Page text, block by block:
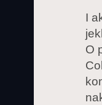
I
O